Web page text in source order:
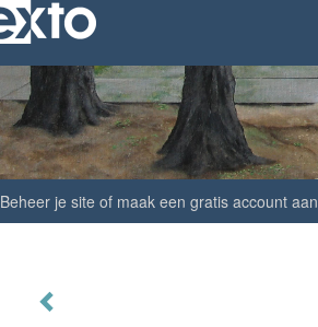
Beheer je site of maak een gratis account aan